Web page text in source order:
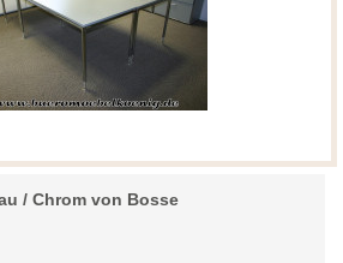
/ Chrom von Bosse